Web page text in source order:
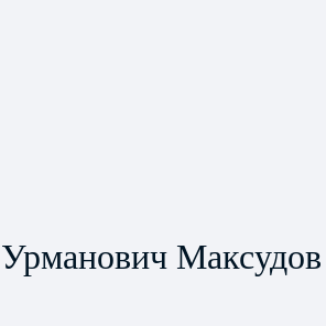
Максудов